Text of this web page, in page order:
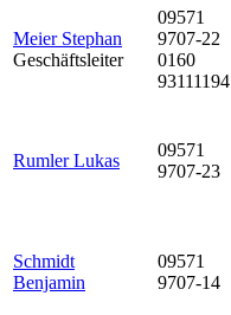
Meier Stephan
Geschäftsleiter
09571
9707-22
0160
93111194
Rumler Lukas
09571
9707-23
Schmidt
Benjamin
09571
9707-14